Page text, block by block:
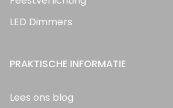
LED Dimmers
PRAKTISCHE INFORMATIE
Lees ons blog